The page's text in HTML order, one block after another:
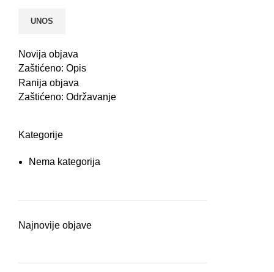
Novija objava
Zaštićeno: Opis
Ranija objava
Zaštićeno: Održavanje
Kategorije
Nema kategorija
Najnovije objave